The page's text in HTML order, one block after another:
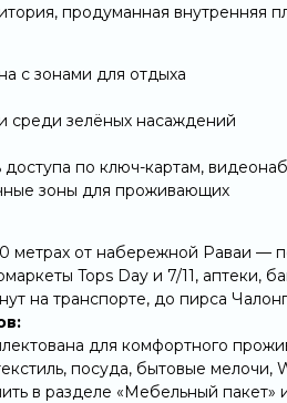
продуманная
с зонами для отдыха
зелёных насаждений
доступа по ключ-картам,
зоны для проживающих
метрах от набережной Раваи —
Tops Day и 7/11, аптеки,
на транспорте, до пирса
для комфортного
посуда, бытовые
в разделе «Мебельный пакет»